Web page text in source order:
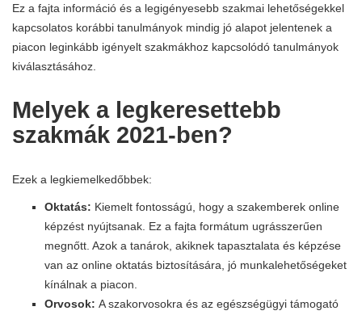
Ez a fajta információ és a legigényesebb szakmai lehetőségekkel
kapcsolatos korábbi tanulmányok mindig jó alapot jelentenek a
piacon leginkább igényelt szakmákhoz kapcsolódó tanulmányok
kiválasztásához.
Melyek a legkeresettebb
szakmák 2021-ben?
Ezek a legkiemelkedőbbek:
Oktatás: Kiemelt fontosságú, hogy a szakemberek online
képzést nyújtsanak. Ez a fajta formátum ugrásszerűen
megnőtt. Azok a tanárok, akiknek tapasztalata és képzése
van az online oktatás biztosítására, jó munkalehetőségeket
kínálnak a piacon.
Orvosok: A szakorvosokra és az egészségügyi támogató